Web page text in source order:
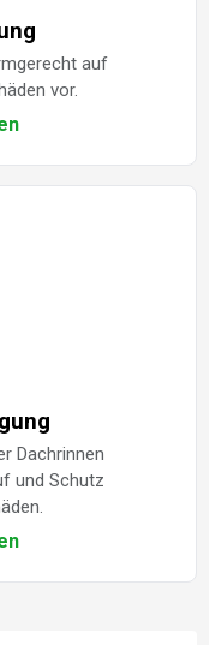
auf
vor.
Dachrinnen
und Schutz